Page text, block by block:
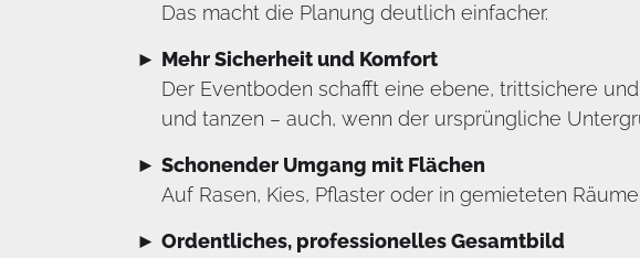
Das macht die Planung deutlich einfacher.
Mehr Sicherheit und Komfort
Der Eventboden schafft eine ebene, trittsichere
und tanzen – auch, wenn der ursprüngliche
Schonender Umgang mit Flächen
Auf Rasen, Kies, Pflaster oder in gemieteten
Ordentliches, professionelles Gesamtbild